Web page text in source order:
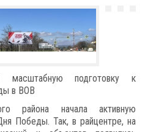
масштабную подготовку к
в ВОВ
района начала активную
Победы. Так, в райцентре, на